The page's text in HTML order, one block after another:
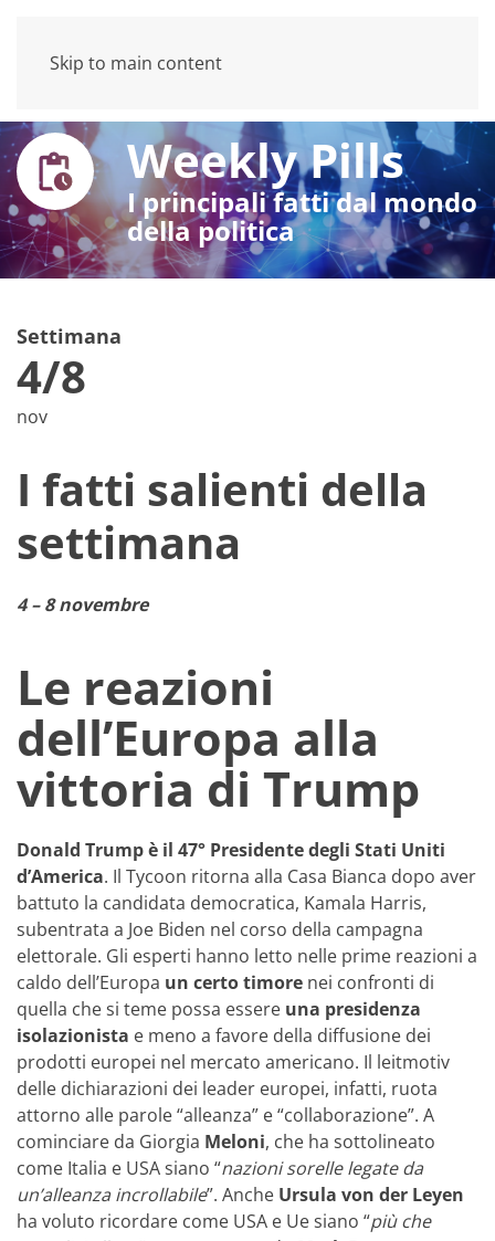
Skip to main content
Weekly Pills
I principali fatti dal mondo
della politica
Settimana
4/8
nov
I fatti salienti della
settimana
4 – 8 novembre
Le reazioni
dell’Europa alla
vittoria di Trump
Donald Trump è il 47° Presidente degli Stati Uniti
d’America. Il Tycoon ritorna alla Casa Bianca dopo aver
battuto la candidata democratica, Kamala Harris,
subentrata a Joe Biden nel corso della campagna
elettorale. Gli esperti hanno letto nelle prime reazioni a
caldo dell’Europa un certo timore nei confronti di
quella che si teme possa essere una presidenza
isolazionista e meno a favore della diffusione dei
prodotti europei nel mercato americano. Il leitmotiv
delle dichiarazioni dei leader europei, infatti, ruota
attorno alle parole “alleanza” e “collaborazione”. A
cominciare da Giorgia Meloni, che ha sottolineato
come Italia e USA siano “nazioni sorelle legate da
un’alleanza incrollabile”. Anche Ursula von der Leyen
ha voluto ricordare come USA e Ue siano “più che